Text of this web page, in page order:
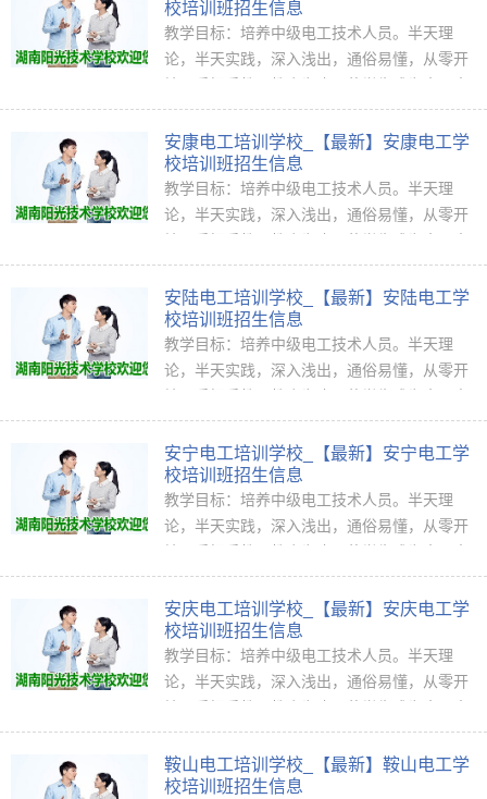
校培训班招生信息
教学目标：培养中级电工技术人员。半天理
论，半天实践，深入浅出，通俗易懂，从零开
义上的、全能<ahref="http://www.jkpx1...
安康电工培训学校_【最新】安康电工学
校培训班招生信息
教学目标：培养中级电工技术人员。半天理
论，半天实践，深入浅出，通俗易懂，从零开
义上的、全能<ahref="http://www.jkpx1...
安陆电工培训学校_【最新】安陆电工学
校培训班招生信息
教学目标：培养中级电工技术人员。半天理
论，半天实践，深入浅出，通俗易懂，从零开
义上的、全能<ahref="http://www.jkpx1...
安宁电工培训学校_【最新】安宁电工学
校培训班招生信息
教学目标：培养中级电工技术人员。半天理
论，半天实践，深入浅出，通俗易懂，从零开
义上的、全能<ahref="http://www.jkpx1...
安庆电工培训学校_【最新】安庆电工学
校培训班招生信息
教学目标：培养中级电工技术人员。半天理
论，半天实践，深入浅出，通俗易懂，从零开
义上的、全能<ahref="http://www.jkpx1...
鞍山电工培训学校_【最新】鞍山电工学
校培训班招生信息